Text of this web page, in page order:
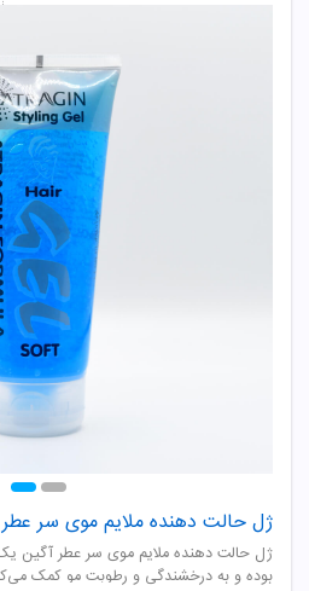
ژل حالت دهنده ملایم موی سر
ژل حالت دهنده ملایم موی سر عطر آگین
بوده و به درخشندگی و رطوبت مو کمک